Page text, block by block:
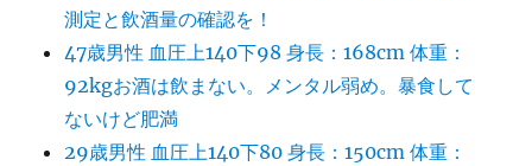
測定と飲酒量の確認を！
47歳男性 血圧上140下98 身長：168cm 体重：
92kgお酒は飲まない。メンタル弱め。暴食して
ないけど肥満
29歳男性 血圧上140下80 身長：150cm 体重：